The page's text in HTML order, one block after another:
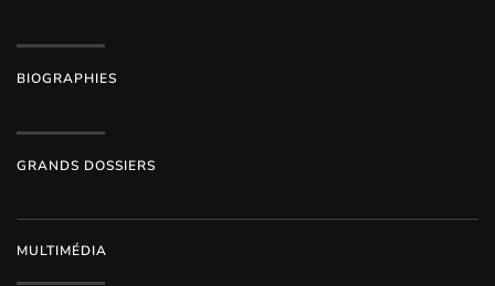
BIOGRAPHIES
GRANDS DOSSIERS
MULTIMÉDIA